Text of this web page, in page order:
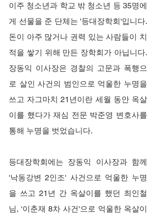
이주 청소년과 학교 밖 청소년 등 35명에
게 선물을 준 단체는 '등대장학회'입니다.
돈이 아주 많거나 권력 있는 사람들이 치
적을 쌓기 위해 만든 장학회가 아닙니다.
장동익 이사장은 경찰의 고문과 폭행으
로 살인 사건의 범인으로 억울한 누명을
쓰고 자그마치 21년이란 세월 동안 옥살
이를 했다가 재심 전문 박준영 변호사를
통해 누명을 벗었습니다.
등대장학회에는 장동익 이사장과 함께
'낙동강변 2인조' 사건으로 억울한 누명
을 쓰고 21년 간 옥살이를 했던 최인철
님, '이춘재 8차 사건'으로 억울한 옥살이